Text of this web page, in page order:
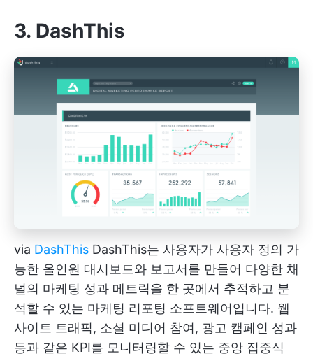
3. DashThis
via DashThis DashThis는 사용자가 사용자 정의 가
능한 올인원 대시보드와 보고서를 만들어 다양한 채
널의 마케팅 성과 메트릭을 한 곳에서 추적하고 분
석할 수 있는 마케팅 리포팅 소프트웨어입니다. 웹
사이트 트래픽, 소셜 미디어 참여, 광고 캠페인 성과
등과 같은 KPI를 모니터링할 수 있는 중앙 집중식